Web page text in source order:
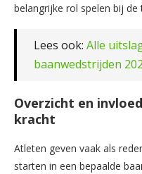
belangrijke rol spelen bij de
Lees ook: Alle
baanwedstrijden
Overzicht en
kracht
Atleten geven vaak als
starten in een bepaalde